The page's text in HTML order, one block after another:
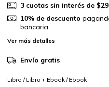
3 cuotas sin interés de
10% de descuento
bancaria
Ver más detalles
Envío gratis
Libro / Libro + Ebook / Ebook